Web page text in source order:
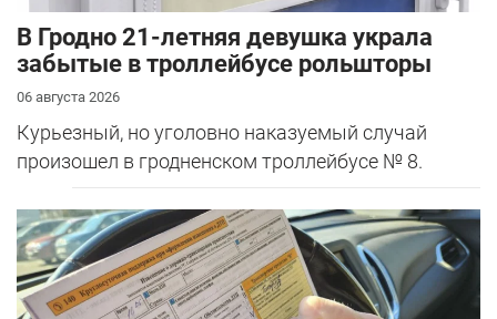
В Гродно 21-летняя девушка украла
забытые в троллейбусе рольшторы
06 августа 2026
Курьезный, но уголовно наказуемый случай
произошел в гродненском троллейбусе № 8.